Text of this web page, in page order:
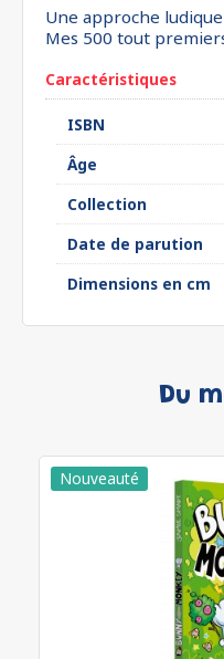
Une approche
Mes 500 tout
Caractéristiques
ISBN
Âge
Collection
Date de parution
Dimensions en cm
Du